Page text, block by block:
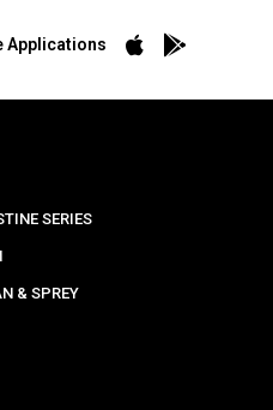
Applications
SERIES
& SPREY